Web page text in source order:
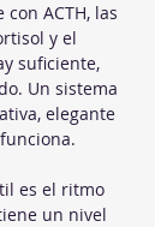
ACTH, las
y el
suficiente,
Un sistema
elegante
es el ritmo
un nivel